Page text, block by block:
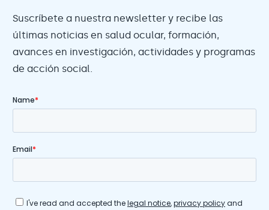
Suscríbete a nuestra newsletter y recibe las
últimas noticias en salud ocular, formación,
avances en investigación, actividades y programas
de acción social.